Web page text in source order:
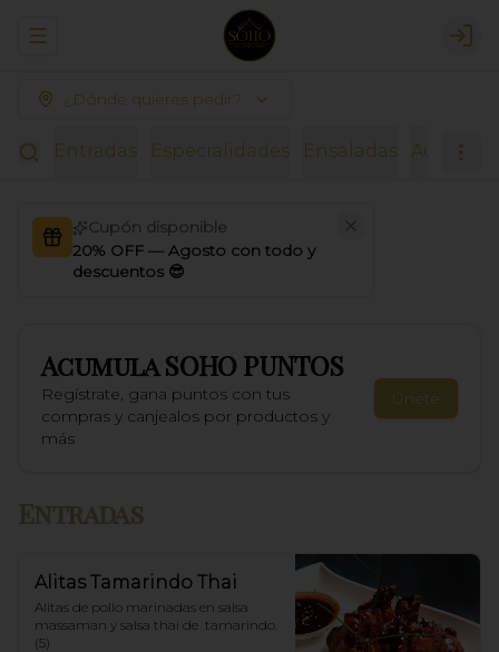
Abrir menu de navegación
¿Dónde quieres pedir?
Entradas Especialidades Ensaladas
Cupón disponible
20% OFF — Agosto con todo y
descuentos 😎
AcumulaSOHO PUNTOS
Regístrate, gana puntos con tus
compras y canjealos por productos y
más
Únete
Entradas
Alitas Tamarindo Thai
Alitas de pollo marinadas en salsa
massaman y salsa thai de  tamarindo.
(5)